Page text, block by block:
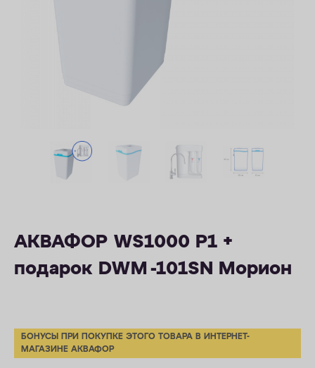
АКВАФОР WS1000 P1 +
подарок DWM -101SN Морион
БОНУСЫ ПРИ ПОКУПКЕ ЭТОГО ТОВАРА В ИНТЕРНЕТ-
МАГАЗИНЕ АКВАФОР